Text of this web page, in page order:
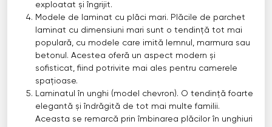
exploatat și îngrijit.
Modele de laminat cu plăci mari. Plăcile de parchet
laminat cu dimensiuni mari sunt o tendință tot mai
populară, cu modele care imită lemnul, marmura sau
betonul. Acestea oferă un aspect modern și
sofisticat, fiind potrivite mai ales pentru camerele
spațioase.
Laminatul în unghi (model chevron). O tendință foarte
elegantă și îndrăgită de tot mai multe familii.
Aceasta se remarcă prin îmbinarea plăcilor în unghiuri